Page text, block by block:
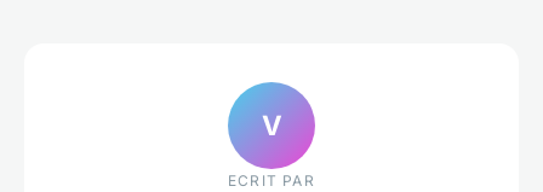
V
ECRIT PAR